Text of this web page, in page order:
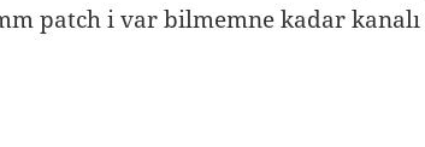
patch i var bilmemne kadar